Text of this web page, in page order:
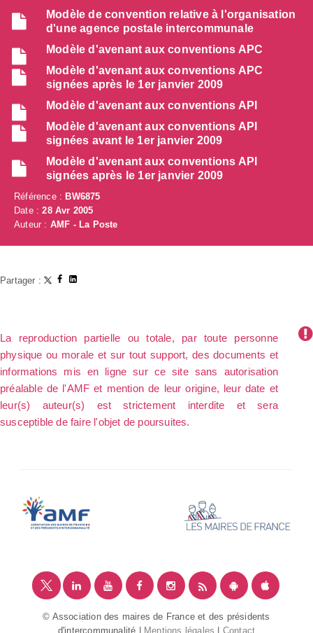
Modèle de convention relative à l'organisation
d'une agence postale intercommunale
Modèle d'avenant aux conventions APC
Modèle d'avenant aux conventions APC
signées après le 1er janvier 2009
Modèle d'avenant aux conventions API
Modèle d'avenant aux conventions API
signées avant le 1er janvier 2009
Modèle d'avenant aux conventions API
signées après le 1er janvier 2009
Référence :BW6875
Date :28 Avr 2005
Auteur : AMF - La Poste
Partager :
La reproduction partielle ou totale, par toute personne
physique ou morale et sur tout support, des documents et
informations mis en ligne sur ce site sans autorisation
préalable de l'AMF et mention de leur origine, leur date et
leur(s) auteur(s) est strictement interdite et sera
susceptible de faire l'objet de poursuites.
© Association des maires de France et des présidents
d'intercommunalité |
Mentions légales Contact